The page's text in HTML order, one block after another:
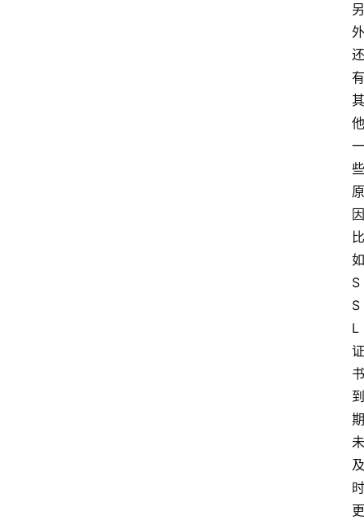
另
外
还
有
其
他
一
些
原
因
比
如
S
S
L
证
书
到
期
未
及
时
更